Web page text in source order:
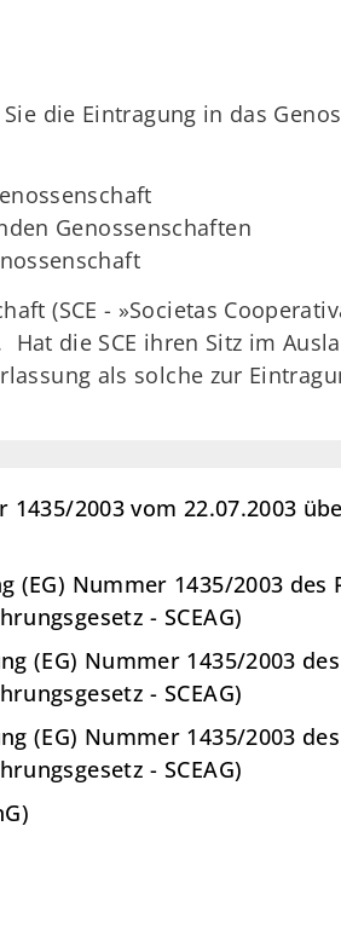
die Eintragung in das
Genossenschaften
(SCE - »Societas
die SCE ihren Sitz im
als solche zur
2003 vom 22.07.2003
Nummer 1435/2003
- SCEAG)
(EG) Nummer 1435/2003
- SCEAG)
(EG) Nummer 1435/2003
- SCEAG)